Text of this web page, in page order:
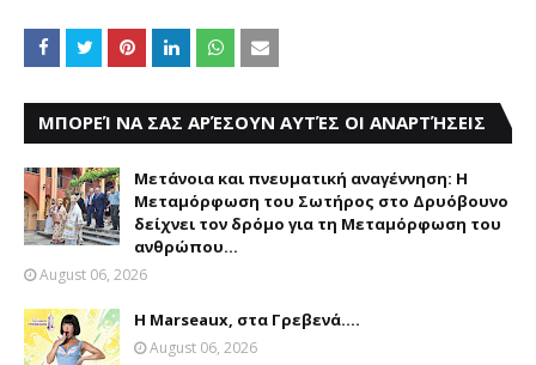
ΜΠΟΡΕΊ ΝΑ ΣΑΣ ΑΡΈΣΟΥΝ ΑΥΤΈΣ ΟΙ ΑΝΑΡΤΉΣΕΙΣ
Μετάνοια και πνευματική αναγέννηση: Η
Μεταμόρφωση του Σωτήρος στο Δρυόβουνο
δείχνει τον δρόμο για τη Μεταμόρφωση του
ανθρώπου...
August 06, 2026
Η Marseaux, στα Γρεβενά….
August 06, 2026